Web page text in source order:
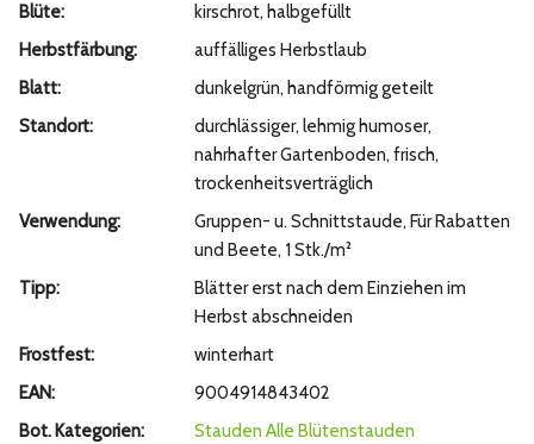
Blüte:
kirschrot, halbgefüllt
Herbstfärbung:
auffälliges Herbstlaub
Blatt:
dunkelgrün, handförmig geteilt
Standort:
durchlässiger, lehmig humoser,
nahrhafter Gartenboden, frisch,
trockenheitsverträglich
Verwendung:
Gruppen- u. Schnittstaude, Für Rabatten
und Beete, 1 Stk./m²
Tipp:
Blätter erst nach dem Einziehen im
Herbst abschneiden
Frostfest:
winterhart
EAN:
9004914843402
Bot. Kategorien:
Stauden Alle Blütenstauden